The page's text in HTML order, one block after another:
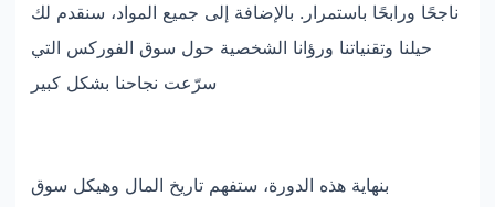
ناجحًا ورابحًا باستمرار. بالإضافة إلى جميع المواد، سنقدم لك
حيلنا وتقنياتنا ورؤانا الشخصية حول سوق الفوركس التي
سرّعت نجاحنا بشكل كبير
بنهاية هذه الدورة، ستفهم تاريخ المال وهيكل سوق